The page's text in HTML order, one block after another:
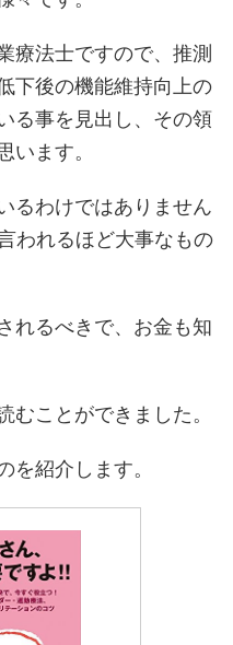
療法士ですので、推測
下後の機能維持向上の
る事を見出し、その領
います。
るわけではありません
われるほど大事なもの
れるべきで、お金も知
むことができました。
を紹介します。